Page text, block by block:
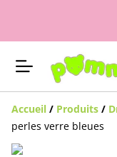
Accueil / Produits /
perles verre bleues